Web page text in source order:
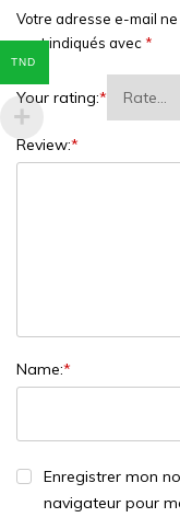
Votre adresse e-mail ne
sont indiqués avec *
Your rating:*
Review:*
Name:*
Enregistrer mon
navigateur pour
TND